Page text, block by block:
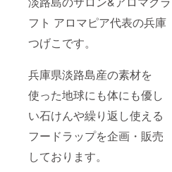
フト アロマピア代表の兵庫
つげこです。
兵庫県淡路島産の素材を
使った地球にも体にも優し
い石けんや繰り返し使える
フードラップを企画・販売
しております。